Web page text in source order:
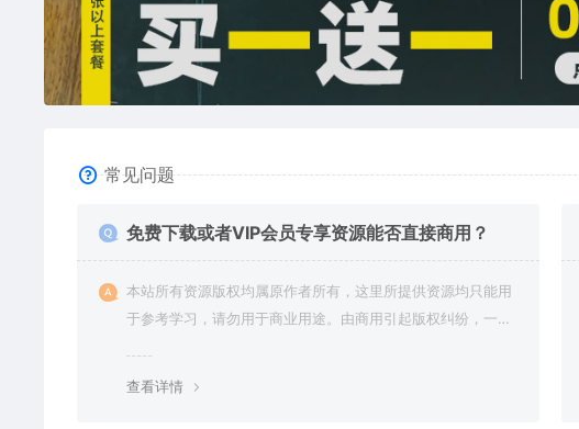
常见问题
免费下载或者VIP会员专享资源能否直接商用？
本站所有资源版权均属原作者所有，这里所提供资源均只能用
于参考学习，请勿用于商业用途。由商用引起版权纠纷，一切
查看详情